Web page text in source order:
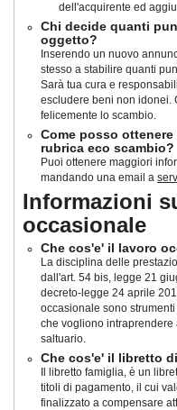
dell'acquirente ed
Chi decide quanti
oggetto?
Inserendo un nuovo
stesso a stabilire quanti
Sarà tua cura e
escludere beni non idonei.
felicemente lo scambio.
Come posso
rubrica eco scambio?
Puoi ottenere maggiori
mandando una email a
Informazioni
occasionale
Che cos'e' il lavoro
La disciplina delle
dall'art. 54 bis, legge 21
decreto-legge 24 aprile
occasionale sono
che vogliono intraprendere
saltuario.
Che cos'e' il libretto
Il libretto famiglia, è un
titoli di pagamento, il cui
finalizzato a compensare